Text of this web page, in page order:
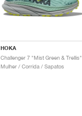
HOKA
Challenger 7 "Mist Green & Trellis"
Mulher / Corrida / Sapatos